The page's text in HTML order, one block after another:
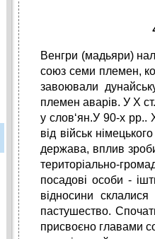
Венгри (мадьяри)
союз семи племен,
завоювали
племен аварів. У Х
у слов‘ян.У 90-х рр..
від військ
держава, вплив
територіально-
посадові особи -
відносини
пастушество.
присвоєно главами